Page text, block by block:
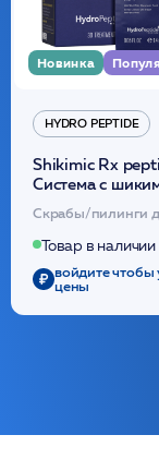
Новинка
HYDRO PEPTIDE
Shikimic Rx
Cистема с
кислотой
(30шт) /HP
Скрабы/пилинги
Товар в наличии
войдите чтобы
цены